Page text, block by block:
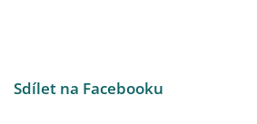
Sdílet na Facebooku